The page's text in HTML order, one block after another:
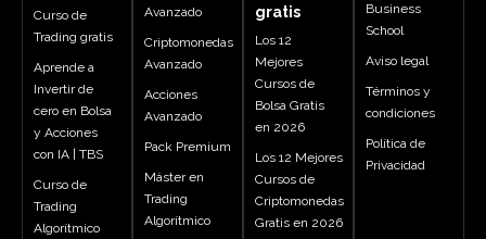
Curso de
Trading gratis
Aprende a
Invertir de
cero en Bolsa
y Acciones
con IA | TBS
Curso de
Trading
Algorítmico
Avanzado
Criptomonedas
Avanzado
Acciones
Avanzado
Pack Premium
Máster en
Trading
Algorítmico
gratis
Los 12
Mejores
Cursos de
Bolsa Gratis
en 2026
Los 12 Mejores
Cursos de
Criptomonedas
Gratis en 2026
Business
School
Aviso legal
Términos y
condiciones
Política de
Privacidad